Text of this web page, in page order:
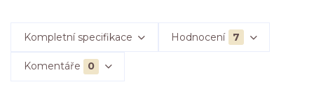
Kompletní specifikace Hodnocení 7
Komentáře 0